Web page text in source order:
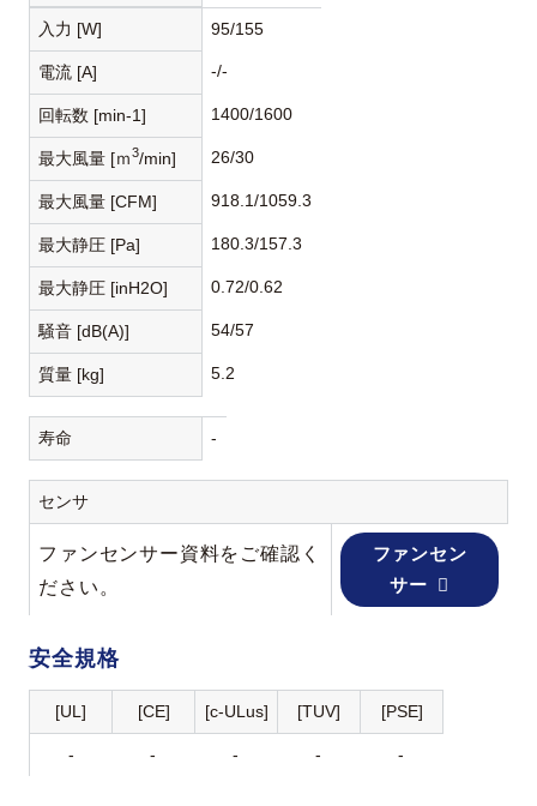
入力 [W] 95/155
電流 [A] -/-
回転数 [min-1] 1400/1600
最大風量 [ｍ3/min] 26/30
最大風量 [CFM] 918.1/1059.3
最大静圧 [Pa] 180.3/157.3
最大静圧 [inH2O] 0.72/0.62
騒音 [dB(A)] 54/57
質量 [kg] 5.2
寿命 -
センサ
ファンセンサー資料をご確認く
ださい。
ファンセン
サー
安全規格
[UL] [CE] [c-ULus] [TUV] [PSE]
- - - - -